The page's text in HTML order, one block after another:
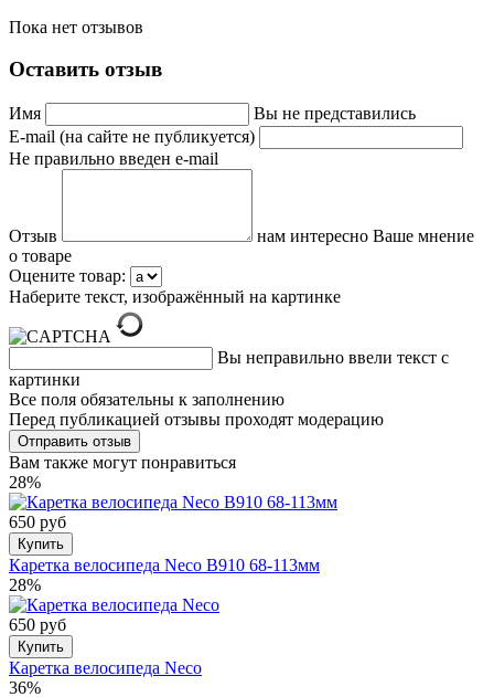
Пока нет отзывов
Оставить отзыв
Имя
Вы не представились
E-mail (на сайте не публикуется)
Не правильно введен e-mail
Отзыв
нам интересно Ваше мнение
о товаре
Оцените товар:
Наберите текст, изображённый на картинке
Вы неправильно ввели текст с
картинки
Все поля обязательны к заполнению
Перед публикацией отзывы проходят модерацию
Вам также могут понравиться
28%
650 руб
Купить
Каретка велосипеда Neco B910 68-113мм
28%
650 руб
Купить
Каретка велосипеда Neco
36%